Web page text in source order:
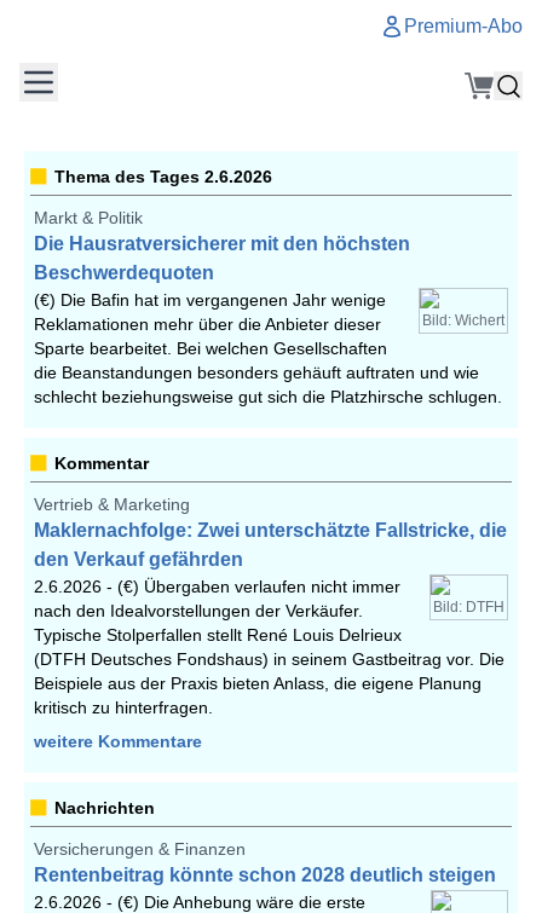
Premium-Abo
Thema des Tages 2.6.2026
Markt & Politik
Die Hausratversicherer mit den höchsten
Beschwerdequoten
Bild: Wichert
(€) Die Bafin hat im vergangenen Jahr wenige
Reklamationen mehr über die Anbieter dieser
Sparte bearbeitet. Bei welchen Gesellschaften
die Beanstandungen besonders gehäuft auftraten und wie
schlecht beziehungsweise gut sich die Platzhirsche schlugen.
Kommentar
Vertrieb & Marketing
Maklernachfolge: Zwei unterschätzte Fallstricke, die
den Verkauf gefährden
Bild: DTFH
2.6.2026 - (€) Übergaben verlaufen nicht immer
nach den Idealvorstellungen der Verkäufer.
Typische Stolperfallen stellt René Louis Delrieux
(DTFH Deutsches Fondshaus) in seinem Gastbeitrag vor. Die
Beispiele aus der Praxis bieten Anlass, die eigene Planung
kritisch zu hinterfragen.
weitere Kommentare
Nachrichten
Versicherungen & Finanzen
Rentenbeitrag könnte schon 2028 deutlich steigen
2.6.2026 - (€) Die Anhebung wäre die erste